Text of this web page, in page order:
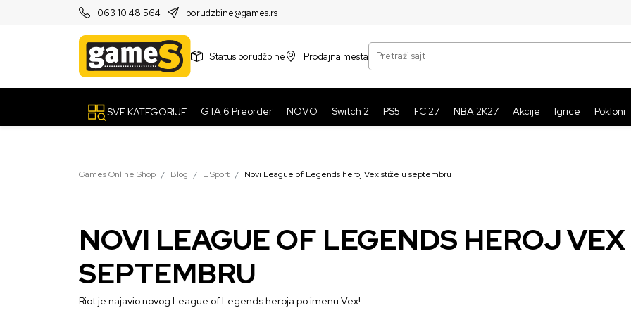
063 10 48 564 porudzbine@games.rs
PRODAVNICE
Status porudžbine Prodajna mesta
Pretraži sajt
SVE KATEGORIJE GTA 6 Preorder NOVO Switch 2 PS5 FC 27 NBA 2K27 Akcije Igrice Pokloni
Games Online Shop Blog E Sport Novi League of Legends heroj Vex stiže u septembru
NOVI LEAGUE OF LEGENDS HEROJ VEX
SEPTEMBRU
Riot je najavio novog League of Legends heroja po imenu Vex!